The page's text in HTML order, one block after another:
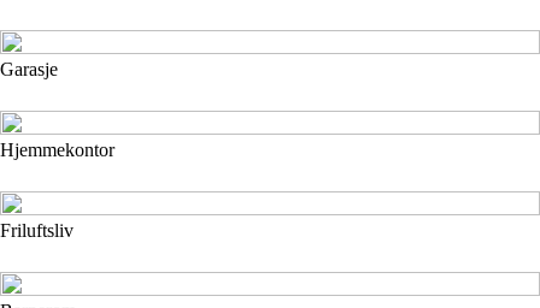
Garasje
Hjemmekontor
Friluftsliv